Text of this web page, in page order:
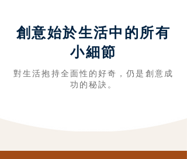
創意始於生活中的所有
小細節
對生活抱持全面性的好奇，仍是創意成
功的秘訣。